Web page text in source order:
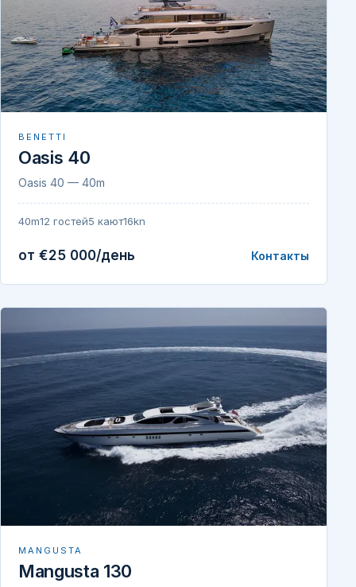
BENETTI
Oasis 40
Oasis 40 — 40m
40m12 гостей5 кают16kn
от €25 000/день Контакты
MANGUSTA
Mangusta 130